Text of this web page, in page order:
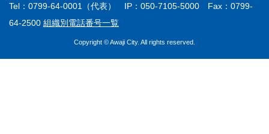
Tel：0799-64-0001（代表） IP：050-7105-5000 Fax：0799-
64-2500 組織別電話番号一覧
Copyright © Awaji City. All rights reserved.